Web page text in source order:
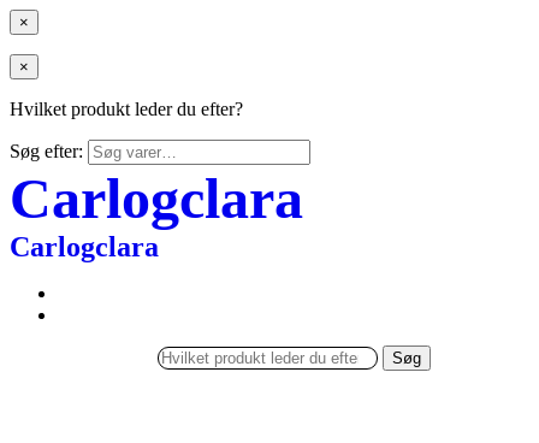
×
×
Hvilket produkt leder du efter?
Søg efter:
Carlogclara
Carlogclara
Søg